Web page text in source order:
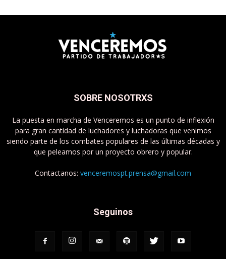
SOBRE NOSOTRXS
La puesta en marcha de Venceremos es un punto de inflexión
para gran cantidad de luchadores y luchadoras que venimos
siendo parte de los combates populares de las últimas décadas y
que peleamos por un proyecto obrero y popular.
Contactanos: venceremospt.prensa@gmail.com
Seguinos